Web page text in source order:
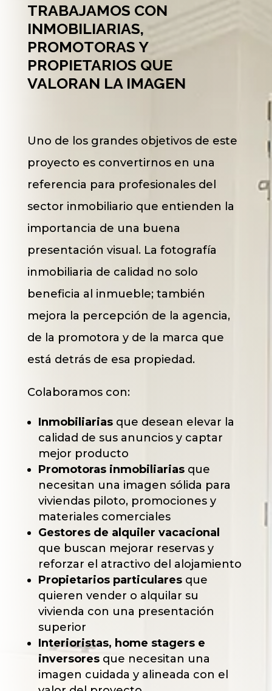
TRABAJAMOS CON
INMOBILIARIAS,
PROMOTORAS Y
PROPIETARIOS QUE
VALORAN LA IMAGEN
Uno de los grandes objetivos de este
proyecto es convertirnos en una
referencia para profesionales del
sector inmobiliario que entienden la
importancia de una buena
presentación visual. La fotografía
inmobiliaria de calidad no solo
beneficia al inmueble; también
mejora la percepción de la agencia,
de la promotora y de la marca que
está detrás de esa propiedad.
Colaboramos con:
Inmobiliariasque desean elevar la
calidad de sus anuncios y captar
mejor producto
Promotoras inmobiliariasque
necesitan una imagen sólida para
viviendas piloto, promociones y
materiales comerciales
Gestores de alquiler vacacional
que buscan mejorar reservas y
reforzar el atractivo del alojamiento
Propietarios particularesque
quieren vender o alquilar su
vivienda con una presentación
superior
Interioristas, home stagers e
inversoresque necesitan una
imagen cuidada y alineada con el